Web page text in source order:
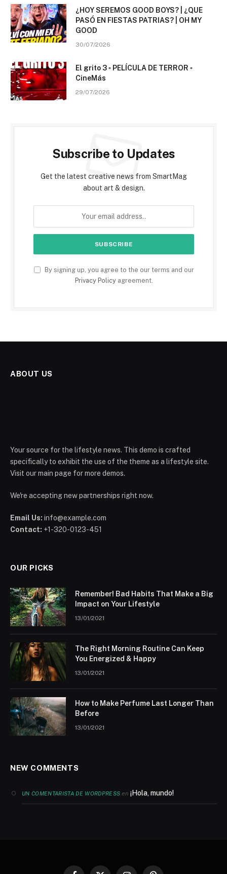
¿HOY SEREMOS GOOD BOYS? | ¿QUE
PASÓ EN FIESTAS PATRIAS? | OH MY
GOOD
30/07/2026
El grito 3 ▫️ PELÍCULA DE TERROR ▫️
CineMás
29/07/2026
Subscribe to Updates
Get the latest creative news from SmartMag
about art & design.
By signing up, you agree to the our terms and our
Privacy Policyagreement.
ABOUT US
Your source for the lifestyle news. This demo is crafted
specifically to exhibit the use of the theme as a lifestyle site.
Visit our main page for more demos.
We're accepting new partnerships right now.
Email Us: info@example.com
Contact: +1-320-0123-451
OUR PICKS
Remember! Bad Habits That Make a Big
Impact on Your Lifestyle
13/01/2021
The Right Morning Routine Can Keep
You Energized & Happy
13/01/2021
How to Make Perfume Last Longer Than
Before
13/01/2021
NEW COMMENTS
UN COMENTARISTA DE WORDPRESS en¡Hola, mundo!